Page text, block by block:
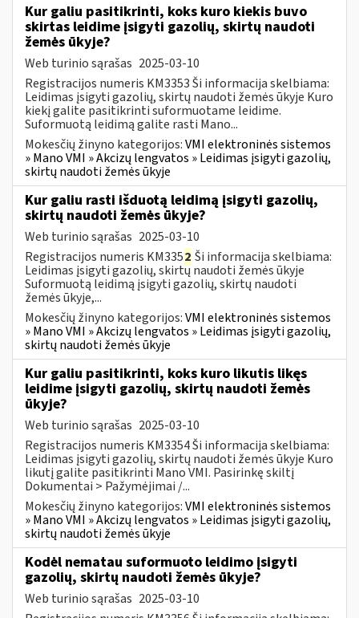
Kur galiu pasitikrinti, koks kuro kiekis buvo
skirtas leidime įsigyti gazolių, skirtų naudoti
žemės ūkyje?
Web turinio sąrašas 2025-03-10
Registracijos numeris KM3353 Ši informacija skelbiama:
Leidimas įsigyti gazolių, skirtų naudoti žemės ūkyje Kuro
kiekį galite pasitikrinti suformuotame leidime.
Suformuotą leidimą galite rasti Mano...
Mokesčių žinyno kategorijos:VMI elektroninės sistemos
» Mano VMI » Akcizų lengvatos » Leidimas įsigyti gazolių,
skirtų naudoti žemės ūkyje
Kur galiu rasti išduotą leidimą įsigyti gazolių,
skirtų naudoti žemės ūkyje?
Web turinio sąrašas 2025-03-10
Registracijos numeris KM3352 Ši informacija skelbiama:
Leidimas įsigyti gazolių, skirtų naudoti žemės ūkyje
Suformuotą leidimą įsigyti gazolių, skirtų naudoti
žemės ūkyje,...
Mokesčių žinyno kategorijos:VMI elektroninės sistemos
» Mano VMI » Akcizų lengvatos » Leidimas įsigyti gazolių,
skirtų naudoti žemės ūkyje
Kur galiu pasitikrinti, koks kuro likutis likęs
leidime įsigyti gazolių, skirtų naudoti žemės
ūkyje?
Web turinio sąrašas 2025-03-10
Registracijos numeris KM3354 Ši informacija skelbiama:
Leidimas įsigyti gazolių, skirtų naudoti žemės ūkyje Kuro
likutį galite pasitikrinti Mano VMI. Pasirinkę skiltį
Dokumentai > Pažymėjimai /...
Mokesčių žinyno kategorijos:VMI elektroninės sistemos
» Mano VMI » Akcizų lengvatos » Leidimas įsigyti gazolių,
skirtų naudoti žemės ūkyje
Kodėl nematau suformuoto leidimo įsigyti
gazolių, skirtų naudoti žemės ūkyje?
Web turinio sąrašas 2025-03-10